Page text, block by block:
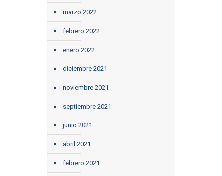
marzo 2022
febrero 2022
enero 2022
diciembre 2021
noviembre 2021
septiembre 2021
junio 2021
abril 2021
febrero 2021